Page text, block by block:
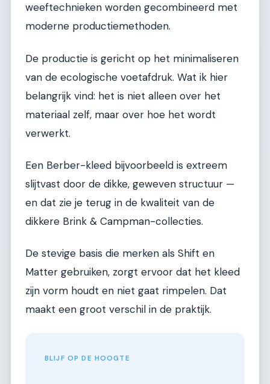
weeftechnieken worden gecombineerd met
moderne productiemethoden.
De productie is gericht op het minimaliseren
van de ecologische voetafdruk. Wat ik hier
belangrijk vind: het is niet alleen over het
materiaal zelf, maar over hoe het wordt
verwerkt.
Een Berber-kleed bijvoorbeeld is extreem
slijtvast door de dikke, geweven structuur —
en dat zie je terug in de kwaliteit van de
dikkere Brink & Campman-collecties.
De stevige basis die merken als Shift en
Matter gebruiken, zorgt ervoor dat het kleed
zijn vorm houdt en niet gaat rimpelen. Dat
maakt een groot verschil in de praktijk.
BLIJF OP DE HOOGTE